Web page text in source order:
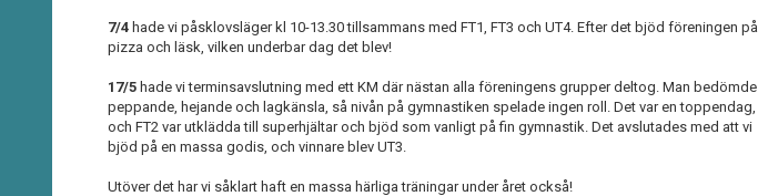
7/4 hade vi påsklovsläger kl 10-13.30 tillsammans med FT1, FT3 och UT4. Efter det bjöd föreningen på
pizza och läsk, vilken underbar dag det blev!
17/5 hade vi terminsavslutning med ett KM där nästan alla föreningens grupper deltog. Man bedömde
peppande, hejande och lagkänsla, så nivån på gymnastiken spelade ingen roll. Det var en toppendag,
och FT2 var utklädda till superhjältar och bjöd som vanligt på fin gymnastik. Det avslutades med att vi
bjöd på en massa godis, och vinnare blev UT3.
Utöver det har vi såklart haft en massa härliga träningar under året också!